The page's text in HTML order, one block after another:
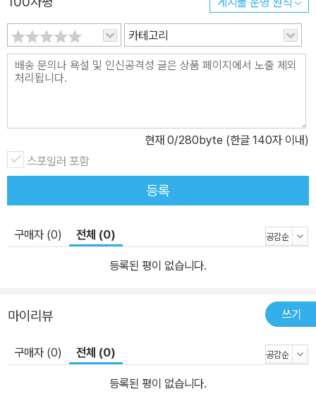
카테고리
현재 0/280byte (한글 140자 이내)
스포일러 포함
등록
구매자 (0) 전체 (0)
등록된 평이 없습니다.
마이리뷰 쓰기
구매자 (0) 전체 (0)
등록된 평이 없습니다.